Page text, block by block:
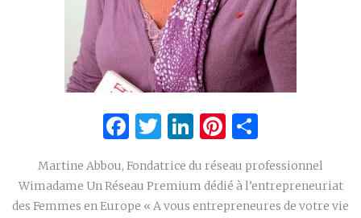
Facebook
Twitter
LinkedIn
Pinterest
Martine Abbou, Fondatrice du réseau professionnel
Wimadame Un Réseau Premium dédié à l’entrepreneuriat
des Femmes en Europe « A vous entrepreneures de votre vie